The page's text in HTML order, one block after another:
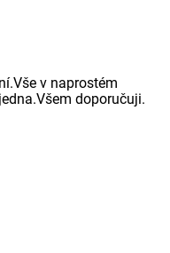
v naprostém
doporučuji.